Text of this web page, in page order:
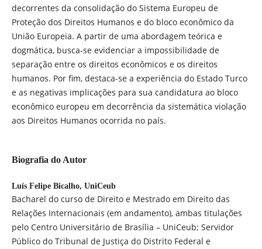
decorrentes da consolidação do Sistema Europeu de
Proteção dos Direitos Humanos e do bloco econômico da
União Europeia. A partir de uma abordagem teórica e
dogmática, busca-se evidenciar a impossibilidade de
separação entre os direitos econômicos e os direitos
humanos. Por fim, destaca-se a experiência do Estado Turco
e as negativas implicações para sua candidatura ao bloco
econômico europeu em decorrência da sistemática violação
aos Direitos Humanos ocorrida no país.
Biografia do Autor
Luís Felipe Bicalho, UniCeub
Bacharel do curso de Direito e Mestrado em Direito das
Relações Internacionais (em andamento), ambas titulações
pelo Centro Universitário de Brasília – UniCeub; Servidor
Público do Tribunal de Justiça do Distrito Federal e